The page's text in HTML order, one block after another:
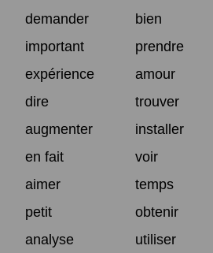
demander
bien
important
prendre
expérience
amour
dire
trouver
augmenter
installer
en fait
voir
aimer
temps
petit
obtenir
analyse
utiliser